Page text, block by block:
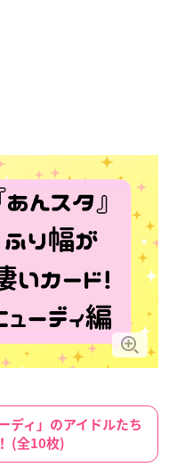
ディ」のアイドルたち
(全10枚)